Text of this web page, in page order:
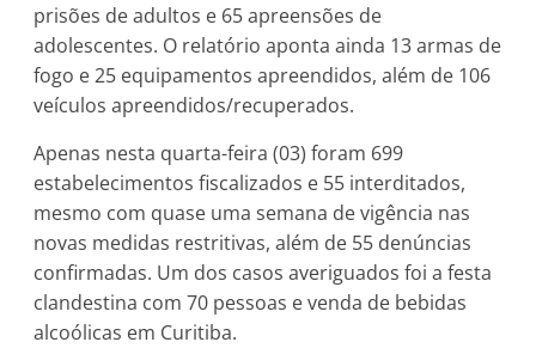
prisões de adultos e 65 apreensões de
adolescentes. O relatório aponta ainda 13 armas de
fogo e 25 equipamentos apreendidos, além de 106
veículos apreendidos/recuperados.
Apenas nesta quarta-feira (03) foram 699
estabelecimentos fiscalizados e 55 interditados,
mesmo com quase uma semana de vigência nas
novas medidas restritivas, além de 55 denúncias
confirmadas. Um dos casos averiguados foi a festa
clandestina com 70 pessoas e venda de bebidas
alcoólicas em Curitiba.